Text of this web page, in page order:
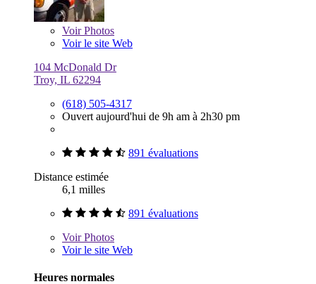
VoirPhotos
Voir le site Web
104 McDonald Dr
Troy, IL 62294
(618) 505-4317
Ouvert aujourd'hui de 9h am à 2h30 pm
891 évaluations
Distance estimée
6,1 milles
891 évaluations
VoirPhotos
Voir le site Web
Heures normales